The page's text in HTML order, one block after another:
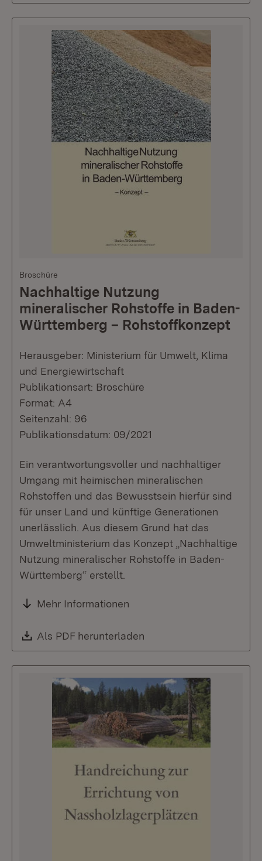
Broschüre
Nachhaltige Nutzung
mineralischer Rohstoffe in Baden-
Württemberg – Rohstoffkonzept
Herausgeber: Ministerium für Umwelt, Klima
und Energiewirtschaft
Publikationsart: Broschüre
Format: A4
Seitenzahl: 96
Publikationsdatum: 09/2021
Ein verantwortungsvoller und nachhaltiger
Umgang mit heimischen mineralischen
Rohstoffen und das Bewusstsein hierfür sind
für unser Land und künftige Generationen
unerlässlich. Aus diesem Grund hat das
Umweltministerium das Konzept „Nachhaltige
Nutzung mineralischer Rohstoffe in Baden-
Württemberg“ erstellt.
Mehr Informationen
Download:
Als PDF herunterladen